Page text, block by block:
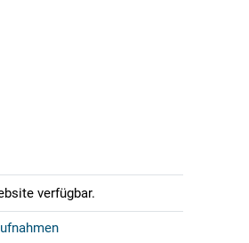
verfügbar.